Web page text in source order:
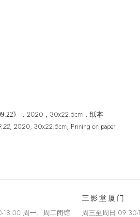
》， 2020，30x22.5cm，纸本
, 2020, 30x22.5cm, Prining on paper
18:00 周一、周二闭馆
三影堂厦门
周三至周日 09:30-